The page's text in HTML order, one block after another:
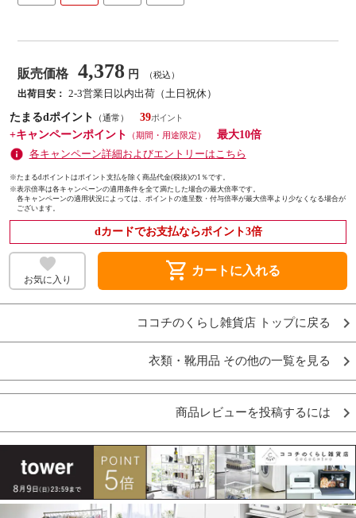
販売価格 4,378 円 （税込）
出荷目安： 2-3営業日以内出荷（土日祝休）
たまるdポイント
（通常）
39
+キャンペーンポイント
（期間・用途限定）
最大10倍
各キャンペーン詳細およびエントリーはこちら
※たまるdポイントはポイント支払を除く商品代金(税抜)の1％です。
※表示倍率は各キャンペーンの適用条件を全て満たした場合の最大倍率です。
各キャンペーンの適用状況によっては、ポイントの進呈数・付与倍率が最大倍率より少なくなる場合が
ございます。
dカードでお支払ならポイント3倍
お気に入り shopping_cart カートに入れる
ココチのくらし雑貨店 トップに戻る
衣類・靴用品 その他の一覧を見る
商品レビューを投稿するには